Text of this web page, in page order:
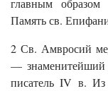
главным
Память св.
2 Св. Амвросий
— знаменитейший
писатель IV в. Из